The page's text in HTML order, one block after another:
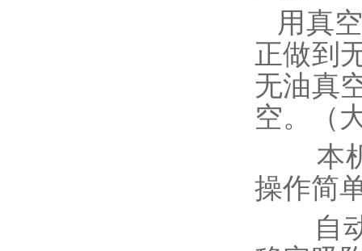
用真
正做到
无油真
空。（
本机
操作简
自动